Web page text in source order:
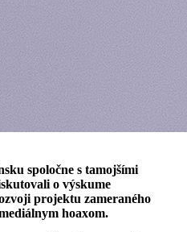
spoločne s tamojšími
o výskume
projektu zameraného
hoaxom.